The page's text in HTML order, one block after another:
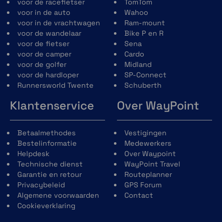
geïnstalleerd in de helmschaal
Nieuw Neckroll-concept voor
eenvoudiger onderhoud van de voering
en verbeterde aero-akoestiek-prestaties
en de mogelijkheid om de pasvorm aan te
passen dankzij het Schuberth Individual-
concept.
Nieuw kinvergrendelingsmechanisme
kunststof voor een lager gewicht en
winddeflector, nekrol, vizierafdichting en
helmstickers voor verbeterde
zichtbaarheid tijdens het rijden met
open en gesloten kinbak.
voor de racefietser
voor in de auto
voor in de vrachtwagen
voor de wandelaar
voor de fietser
voor de camper
voor de golfer
voor de hardloper
Runnersworld Twente
TomTom
Wahoo
Ram-mount
Bike P en R
Sena
Cardo
Midland
SP-Connect
Schuberth
Klantenservice
Betaalmethodes
Bestelinformatie
Helpdesk
Technische dienst
Garantie en retour
Privacybeleid
Algemene voorwaarden
Cookieverklaring
Over WayPoint
Vestigingen
Medewerkers
Over Waypoint
WayPoint Travel
Routeplanner
GPS Forum
Contact